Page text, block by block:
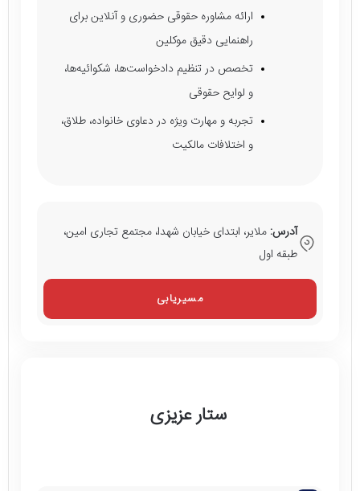
ارائه مشاوره حقوقی حضوری و آنلاین برای
راهنمایی دقیق موکلین
تخصص در تنظیم دادخواست‌ها، شکوائیه‌ها،
و لوایح حقوقی
تجربه و مهارت ویژه در دعاوی خانواده، طلاق،
و اختلافات مالکیت
آدرس: ملایر، ابتدای خیابان شهدا، مجتمع تجاری امین،
طبقه اول
مسیریابی
ستار عزیزی